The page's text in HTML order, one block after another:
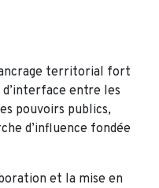
territorial fort
entre les
pouvoirs publics,
d’influence fondée
et la mise en